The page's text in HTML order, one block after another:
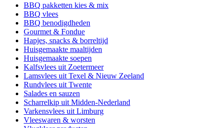
Deze
kan
gekozen
worden
op
de
productpagina
BBQ pakketten kies & mix
BBQ vlees
BBQ benodigdheden
Gourmet & Fondue
Hapjes, snacks & borreltijd
Huisgemaakte maaltijden
Huisgemaakte soepen
Kalfsvlees uit Zoetermeer
Lamsvlees uit Texel & Nieuw Zeeland
Rundvlees uit Twente
Salades en sauzen
Scharrelkip uit Midden-Nederland
Varkensvlees uit Limburg
Vleeswaren & worsten